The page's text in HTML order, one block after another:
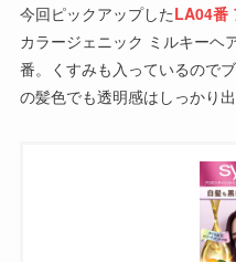
今回ピックアップしたLA04番
カラージェニック ミルキーヘ
番。くすみも入っているので
の髪色でも透明感はしっかり